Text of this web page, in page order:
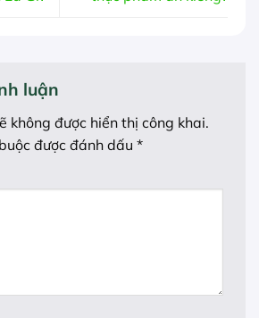
luận
không được hiển thị công khai.
được đánh dấu *